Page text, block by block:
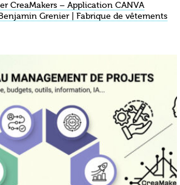
CreaMakers – Application CANVA
Grenier | Fabrique de vêtements